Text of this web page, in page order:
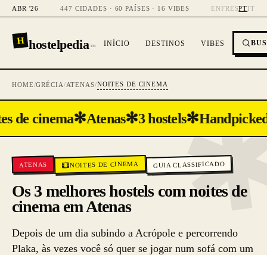
ABR '26 447 CIDADES · 60 PAÍSES · 16 VIBES EN FR ESPTIT
H hostelpedia™ INÍCIO DESTINOS VIBES
HOME/GRÉCIA/ATENAS/NOITES DE CINEMA
de cinema✻Atenas✻3 hostels✻Handpicked
ATENAS NOITES DE CINEMA GUIA CLASSIFICADO
Os 3 melhores hostels com noites de
cinema em Atenas
Depois de um dia subindo a Acrópole e percorrendo
Plaka, às vezes você só quer se jogar num sofá com um